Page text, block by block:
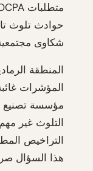
حوادث تلوث
شكاوى
المنطقة
المؤشرات
مؤسسة تصنيع
التلوث غير
التراخيص
هذا السؤال